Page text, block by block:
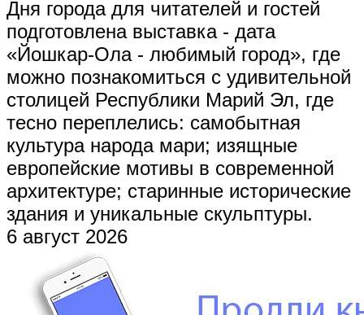
Дня города для читателей и гостей
подготовлена выставка - дата
«Йошкар-Ола - любимый город», где
можно познакомиться с удивительной
столицей Республики Марий Эл, где
тесно переплелись: самобытная
культура народа мари; изящные
европейские мотивы в современной
архитектуре; старинные исторические
здания и уникальные скульптуры.
6 август 2026